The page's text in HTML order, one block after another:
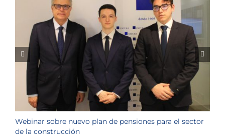
Webinar sobre nuevo plan de pensiones para el sector
de la construcción